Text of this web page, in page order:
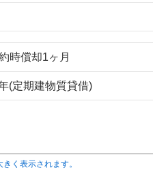
時償却1ヶ月
(定期建物質貸借)
く表示されます。